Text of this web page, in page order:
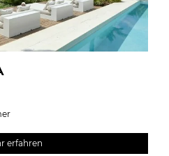
erfahren